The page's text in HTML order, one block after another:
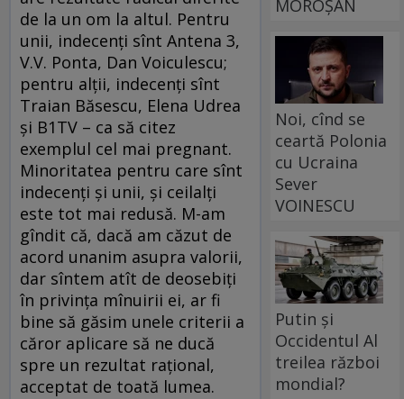
de la un om la altul. Pentru
unii, indecenţi sînt Antena 3,
V.V. Ponta, Dan Voiculescu;
pentru alţii, indecenţi sînt
Traian Băsescu, Elena Udrea
şi B1TV – ca să citez
exemplul cel mai pregnant.
Minoritatea pentru care sînt
indecenţi şi unii, şi ceilalţi
este tot mai redusă. M-am
gîndit că, dacă am căzut de
acord unanim asupra valorii,
dar sîntem atît de deosebiţi
în privinţa mînuirii ei, ar fi
bine să găsim unele criterii a
căror aplicare să ne ducă
spre un rezultat raţional,
acceptat de toată lumea.
MOROȘAN
Noi, cînd se
ceartă Polonia
cu Ucraina
Sever
VOINESCU
Putin și
Occidentul Al
treilea război
mondial?